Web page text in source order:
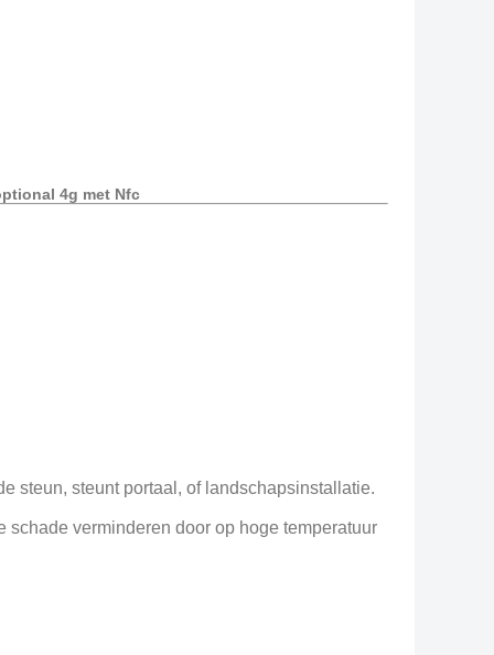
4g met Nfc
steun, steunt portaal, of landschapsinstallatie.
verminderen door op hoge temperatuur